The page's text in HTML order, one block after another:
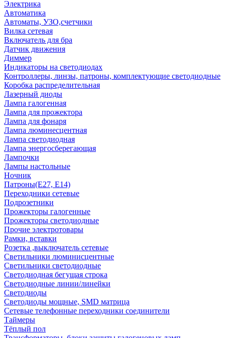
Электрика
Автоматика
Автоматы, УЗО,счетчики
Вилка сетевая
Включатель для бра
Датчик движения
Диммер
Индикаторы на светодиодах
Контроллеры, линзы, патроны, комплектующие светодиодные
Коробка распределительная
Лазерный диоды
Лампа галогенная
Лампа для прожектора
Лампа для фонаря
Лампа люминесцентная
Лампа светодиодная
Лампа энергосберегающая
Лампочки
Лампы настольные
Ночник
Патроны(Е27, Е14)
Переходники сетевые
Подрозетники
Прожекторы галогенные
Прожекторы светодиодные
Прочие электротовары
Рамки, вставки
Розетка ,выключатель сетевые
Светильники люминисцентные
Светильники светодиодные
Светодиодная бегущая строка
Светодиодные линии/линейки
Светодиоды
Светодиоды мощные, SMD матрица
Сетевые телефонные переходники соединители
Таймеры
Тёплый пол